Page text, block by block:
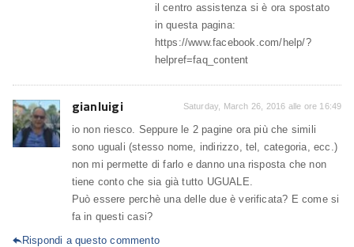
il centro assistenza si è ora spostato
in questa pagina:
https://www.facebook.com/help/?
helpref=faq_content
gianluigi Saturday, March 26, 2016 alle ore 16:49
io non riesco. Seppure le 2 pagine ora più che simili
sono uguali (stesso nome, indirizzo, tel, categoria, ecc.)
non mi permette di farlo e danno una risposta che non
tiene conto che sia già tutto UGUALE.
Può essere perchè una delle due è verificata? E come si
fa in questi casi?
Rispondi a questo commento